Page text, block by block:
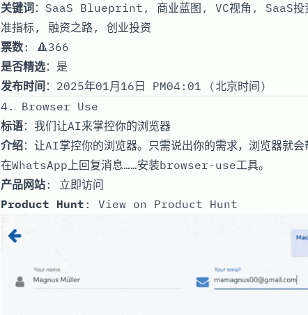
关键词：SaaS Blueprint, 商业蓝图, VC视角, SaaS
准指标, 融资之路, 创业投资
票数: 🔺366
是否精选：是
发布时间 ：2025年01月16日 PM04:01 (北京时间)
4. Browser Use
标语：我们让AI来掌控你的浏览器
介绍：让AI掌控你的浏览器。只需说出你的需求，浏览器就会
在WhatsApp上回复消息……安装browser-use工具。
产品网站: 立即访问
Product Hunt : View on Product Hunt